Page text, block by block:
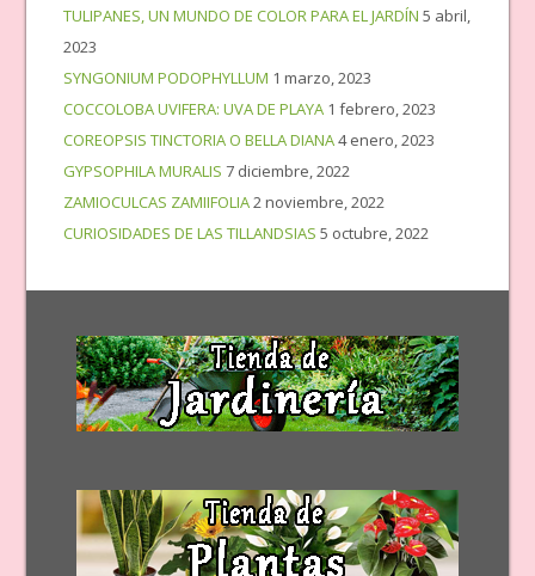
TULIPANES, UN MUNDO DE COLOR PARA EL JARDÍN 5 abril,
2023
SYNGONIUM PODOPHYLLUM 1 marzo, 2023
COCCOLOBA UVIFERA: UVA DE PLAYA 1 febrero, 2023
COREOPSIS TINCTORIA O BELLA DIANA4 enero, 2023
GYPSOPHILA MURALIS 7 diciembre, 2022
ZAMIOCULCAS ZAMIIFOLIA2 noviembre, 2022
CURIOSIDADES DE LAS TILLANDSIAS 5 octubre, 2022